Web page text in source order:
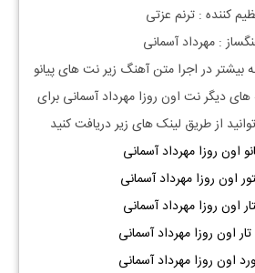
کننده : ترنم عزتی
: مهرداد آسمانی
در اجرا متن آهنگ زیر نت های پیانو
دیگر نت اون روزا مهرداد آسمانی برای
از طریق لینک های زیر دریافت کنید
اون روزا مهرداد آسمانی
اون روزا مهرداد آسمانی
اون روزا مهرداد آسمانی
اون روزا مهرداد آسمانی
اون روزا مهرداد آسمانی